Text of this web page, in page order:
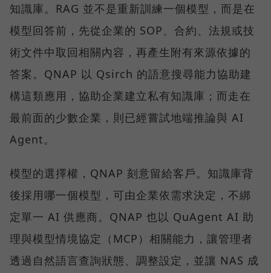
知識庫。RAG 並不是重新訓練一個模型，而是在
模型回答前，先從企業的 SOP、合約、法規或技
術文件中取回相關內容，再產生附有來源依據的
答案。QNAP 以 Qsirch 的語意搜尋能力協助建
構這類應用，協助企業建立私有知識庫；而走在
最前面的少數企業，則已經嘗試地端推論與 AI
Agent。
模型的選擇權，QNAP 刻意留給客戶。知識庫背
後採用哪一個模型，可由企業依需求決定，不綁
定單一 AI 供應商。QNAP 也以 QuAgent AI 助
理與模型情境協定（MCP）相關能力，讓管理者
透過自然語言查詢狀態、調整設定，並讓 NAS 成